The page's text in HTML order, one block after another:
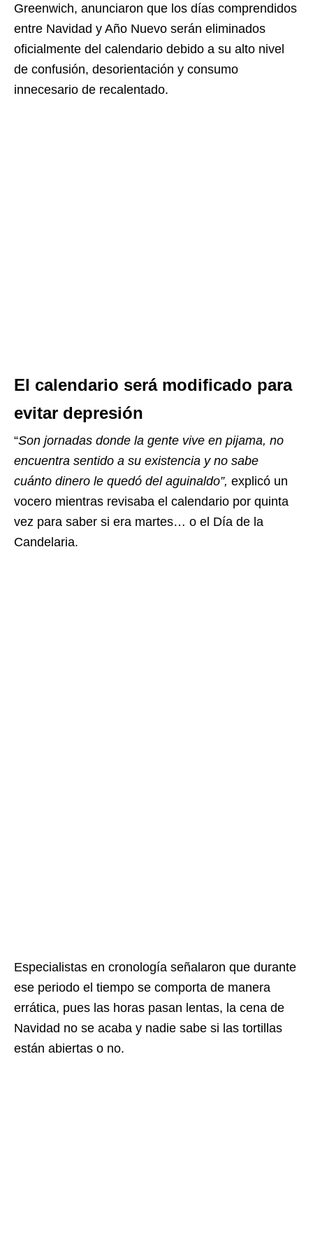
Greenwich, anunciaron que los días comprendidos
entre Navidad y Año Nuevo serán eliminados
oficialmente del calendario debido a su alto nivel
de confusión, desorientación y consumo
innecesario de recalentado.
El calendario será modificado para
evitar depresión
“Son jornadas donde la gente vive en pijama, no
encuentra sentido a su existencia y no sabe
cuánto dinero le quedó del aguinaldo”, explicó un
vocero mientras revisaba el calendario por quinta
vez para saber si era martes… o el Día de la
Candelaria.
Especialistas en cronología señalaron que durante
ese periodo el tiempo se comporta de manera
errática, pues las horas pasan lentas, la cena de
Navidad no se acaba y nadie sabe si las tortillas
están abiertas o no.